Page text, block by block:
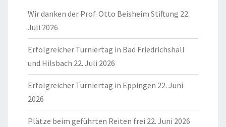
Wir danken der Prof. Otto Beisheim Stiftung 22.
Juli 2026
Erfolgreicher Turniertag in Bad Friedrichshall
und Hilsbach 22. Juli 2026
Erfolgreicher Turniertag in Eppingen 22. Juni
2026
Plätze beim geführten Reiten frei 22. Juni 2026